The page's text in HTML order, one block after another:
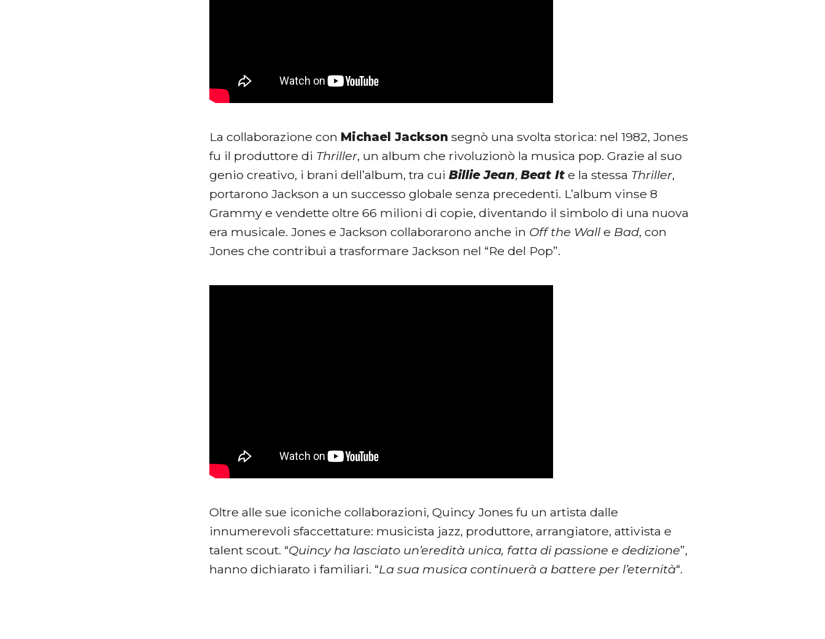
La collaborazione con Michael Jackson segnò una svolta storica: nel 1982, Jones
fu il produttore di Thriller, un album che rivoluzionò la musica pop. Grazie al suo
genio creativo, i brani dell’album, tra cuiBillie Jean,Beat It e la stessa Thriller,
portarono Jackson a un successo globale senza precedenti. L’album vinse 8
Grammy e vendette oltre 66 milioni di copie, diventando il simbolo di una nuova
era musicale. Jones e Jackson collaborarono anche in Off the Wall e Bad, con
Jones che contribuì a trasformare Jackson nel “Re del Pop”.
Oltre alle sue iconiche collaborazioni, Quincy Jones fu un artista dalle
innumerevoli sfaccettature: musicista jazz, produttore, arrangiatore, attivista e
talent scout. “Quincy ha lasciato un’eredità unica, fatta di passione e dedizione”,
hanno dichiarato i familiari. “La sua musica continuerà a battere per l’eternità“.